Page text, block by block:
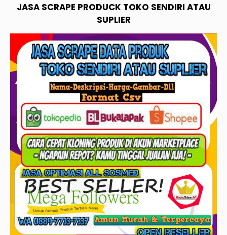
JASA SCRAPE PRODUCK TOKO SENDIRI ATAU
SUPLIER